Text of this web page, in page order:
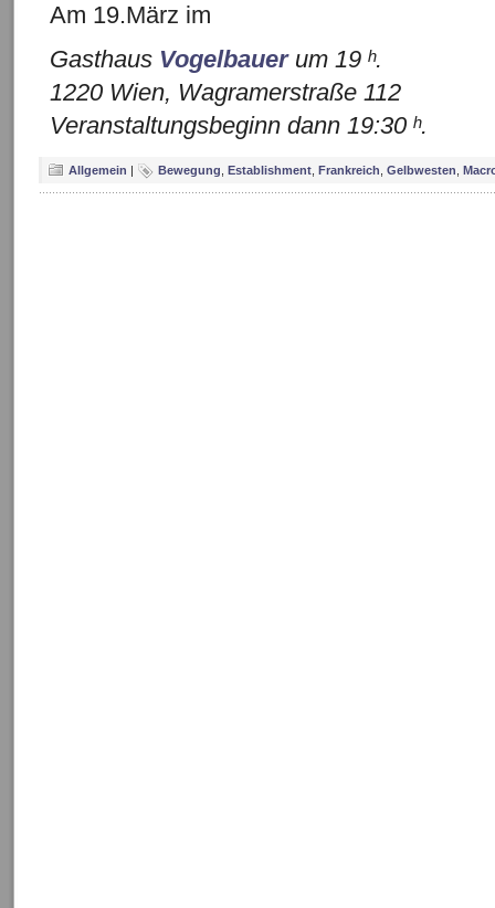
Am 19.März im
Gasthaus Vogelbauerum 19 ʰ.
1220 Wien, Wagramerstraße 112
Veranstaltungsbeginn dann 19:30 ʰ.
Allgemein | Bewegung Establishment Frankreich Gelbwesten